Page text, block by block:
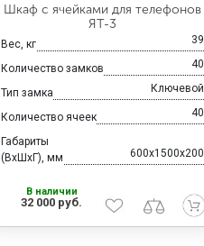
Шкаф с ячейками для телефонов
ЯТ-3
Вес, кг 39
Количество замков 40
Тип замка Ключевой
Количество ячеек 40
Габариты
(ВхШхГ), мм
600x1500x200
В наличии
32 000 руб.